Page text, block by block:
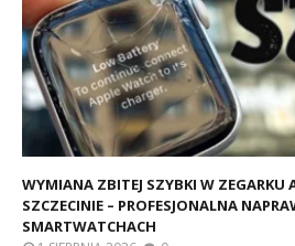
WYMIANA ZBITEJ SZYBKI W ZEGARKU
SZCZECINIE – PROFESJONALNA
SMARTWATCHACH